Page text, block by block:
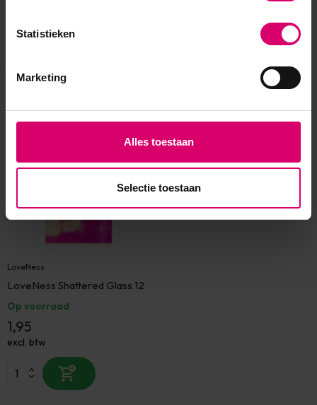
Statistieken
Marketing
Alles toestaan
Selectie toestaan
LoveNess
LoveNess Shattered Glass 12
Op voorraad
1,95
excl. btw